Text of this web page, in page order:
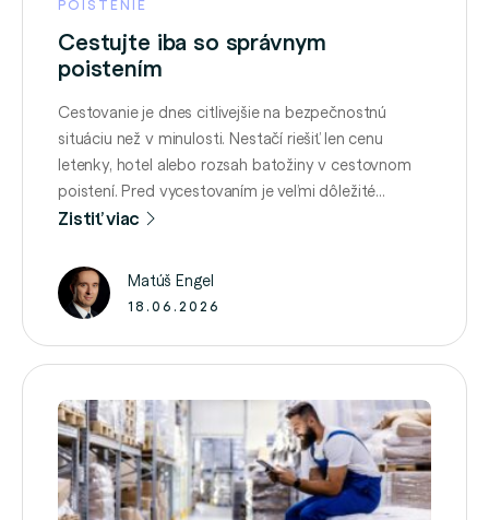
POISTENIE
Cestujte iba so správnym
poistením
Cestovanie je dnes citlivejšie na bezpečnostnú
situáciu než v minulosti. Nestačí riešiť len cenu
letenky, hotel alebo rozsah batožiny v cestovnom
poistení. Pred vycestovaním je veľmi dôležité
skontrolovať aj cestovné odporúčania Ministerstva
tom, či vás poisťovňa v danej krajine poistne kryje v
plnom rozsahu, s výlukami alebo …
Zistiť viac
Matúš Engel
18.06.2026